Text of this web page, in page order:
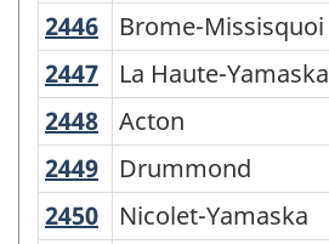
2446 Brome-Missisquoi
Brome-Missisquoi
2447 La Haute-Yamaska
La Haute-Yamaska
2448 Acton
Acton
2449 Drummond
Drummond
2450 Nicolet-Yamaska
Nicolet-Yamaska